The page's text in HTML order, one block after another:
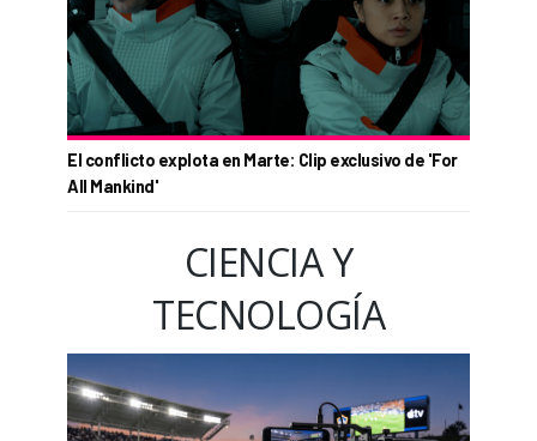
El conflicto explota en Marte: Clip exclusivo de 'For
All Mankind'
CIENCIA Y
TECNOLOGÍA